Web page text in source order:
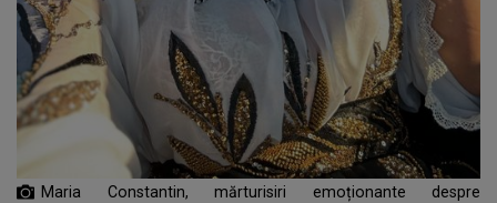
Maria Constantin, mărturisiri emoționante despre